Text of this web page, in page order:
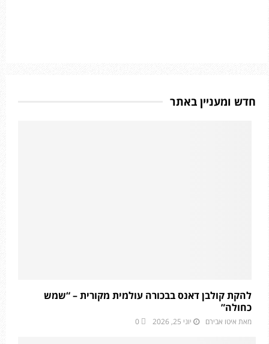
חדש ומעניין באתר
להקת קולבן דאנס בבכורה עולמית מקורית – “שמש
כחולה”
מאת איטו אבירם יוני 25, 2026 0